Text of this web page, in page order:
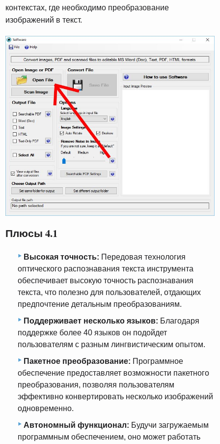
контекстах, где необходимо преобразование
изображений в текст.
Плюсы 4.1
Высокая точность: Передовая технология
оптического распознавания текста инструмента
обеспечивает высокую точность распознавания
текста, что полезно для пользователей, отдающих
предпочтение детальным преобразованиям.
Поддерживает несколько языков: Благодаря
поддержке более 40 языков он подойдет
пользователям с разным лингвистическим опытом.
Пакетное преобразование: Программное
обеспечение предоставляет возможности пакетного
преобразования, позволяя пользователям
эффективно конвертировать несколько изображений
одновременно.
Автономный функционал: Будучи загружаемым
программным обеспечением, оно может работать